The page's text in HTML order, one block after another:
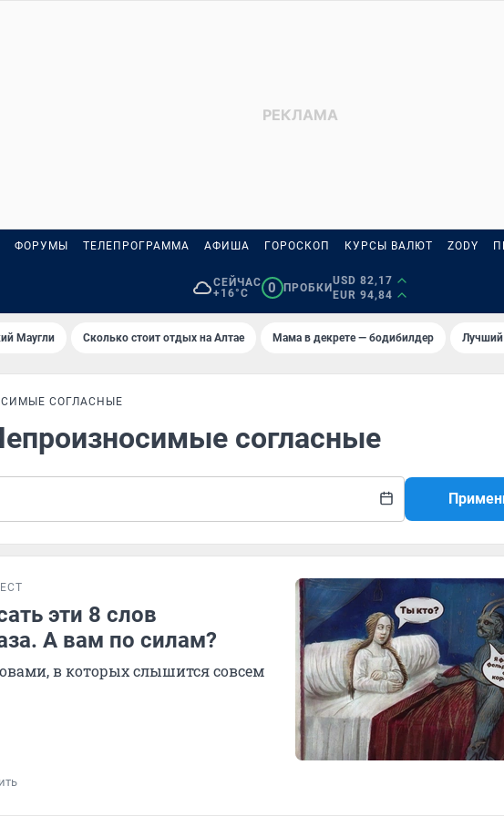
ФОРУМЫ ТЕЛЕПРОГРАММА АФИША ГОРОСКОП КУРСЫ ВАЛЮТ ZODY
СЕЙЧАС
+16°C
0 ПРОБКИ
USD 82,17
EUR 94,84
Маугли Сколько стоит отдых на Алтае Мама в декрете — бодибилдер
СОГЛАСНЫЕ
согласные
эти 8 слов
А вам по силам?
в которых слышится совсем